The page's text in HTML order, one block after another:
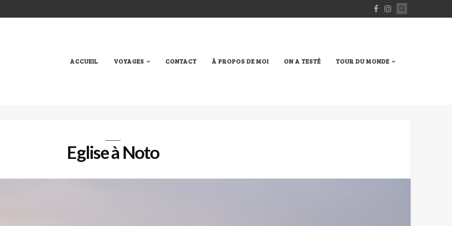
ACCUEIL VOYAGES CONTACT À PROPOS DE MOI ON A TESTÉ TOUR DU MONDE
Eglise à Noto